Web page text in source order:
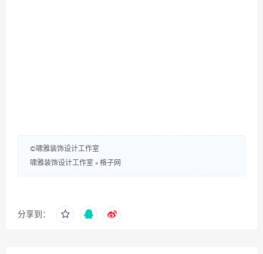
©啸雅装饰设计工作室
啸雅装饰设计工作室 » 格子网
分享到：